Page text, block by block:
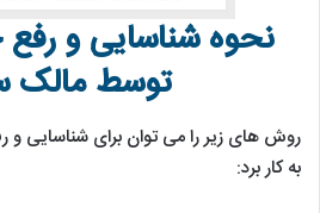
توسط مالک
به کار برد: